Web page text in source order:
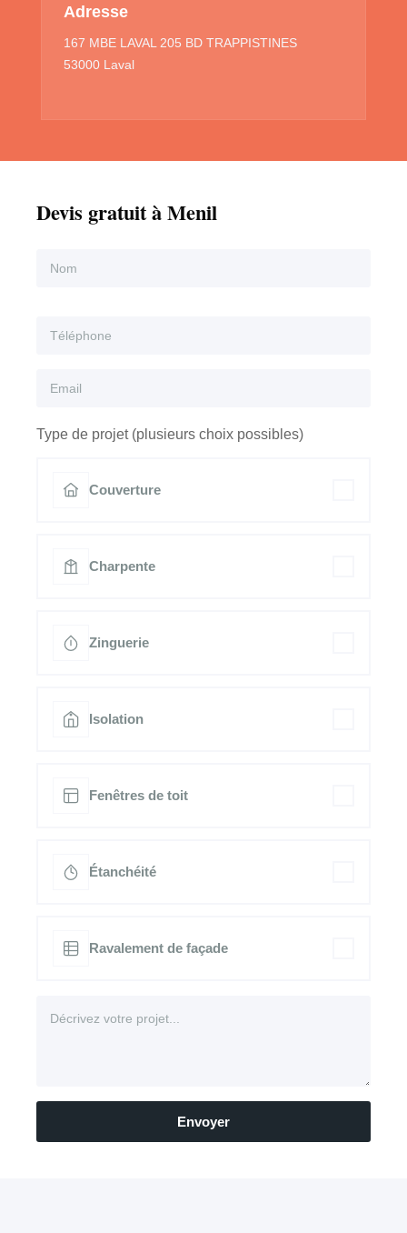
Adresse
167 MBE LAVAL 205 BD TRAPPISTINES
53000 Laval
Devis gratuit à Menil
Type de projet (plusieurs choix possibles)
Couverture
Charpente
Zinguerie
Isolation
Fenêtres de toit
Étanchéité
Ravalement de façade
Envoyer